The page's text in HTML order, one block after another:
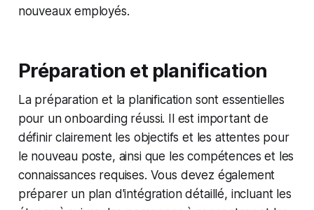
nouveaux employés.
Préparation et planification
La préparation et la planification sont essentielles
pour un onboarding réussi. Il est important de
définir clairement les objectifs et les attentes pour
le nouveau poste, ainsi que les compétences et les
connaissances requises. Vous devez également
préparer un plan d'intégration détaillé, incluant les